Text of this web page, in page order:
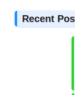
Recent